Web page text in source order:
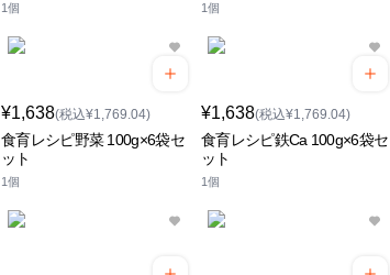
1個 1個
¥1,638(税込¥1,769.04)
食育レシピ野菜 100g×6袋セ
ット
1個
¥1,638(税込¥1,769.04)
食育レシピ鉄Ca 100g×6袋セ
ット
1個